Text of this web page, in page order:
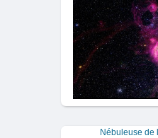
Nébuleuse de